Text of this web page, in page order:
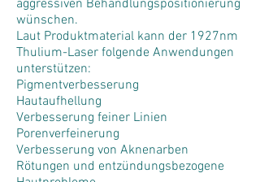
aggressiven Behandlungspositionierung
wünschen.
Laut Produktmaterial kann der 1927nm
Thulium-Laser folgende Anwendungen
unterstützen:
Pigmentverbesserung
Hautaufhellung
Verbesserung feiner Linien
Porenverfeinerung
Verbesserung von Aknenarben
Rötungen und entzündungsbezogene